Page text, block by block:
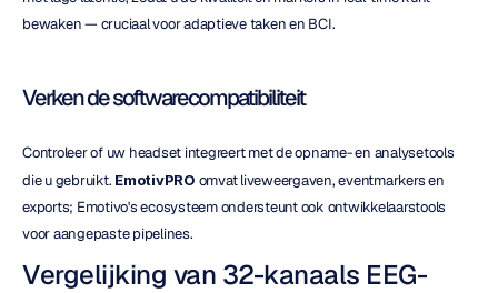
bewaken — cruciaal voor adaptieve taken en BCI.
Verken de softwarecompatibiliteit
Controleer of uw headset integreert met de opname- en analysetools
die u gebruikt. EmotivPRO omvat liveweergaven, eventmarkers en
exports; Emotivo's ecosysteem ondersteunt ook ontwikkelaarstools
voor aangepaste pipelines.
Vergelijking van 32-kanaals EEG-